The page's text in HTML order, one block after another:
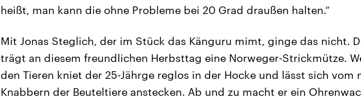
heißt, man kann die ohne Probleme bei 20 Grad draußen halten.“
Mit Jonas Steglich, der im Stück das Känguru mimt, ginge das nicht.
trägt an diesem freundlichen Herbsttag eine Norweger-Strickmütze.
den Tieren kniet der 25-Jährge reglos in der Hocke und lässt sich vom
Knabbern der Beuteltiere anstecken. Ab und zu macht er ein